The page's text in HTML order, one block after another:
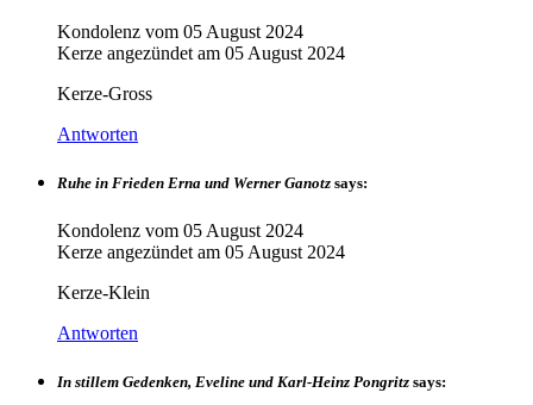
Kondolenz vom 05 August 2024
Kerze angezündet am 05 August 2024
Kerze-Gross
Antworten
Ruhe in Frieden Erna und Werner Ganotz says:
Kondolenz vom 05 August 2024
Kerze angezündet am 05 August 2024
Kerze-Klein
Antworten
In stillem Gedenken, Eveline und Karl-Heinz Pongritz says: